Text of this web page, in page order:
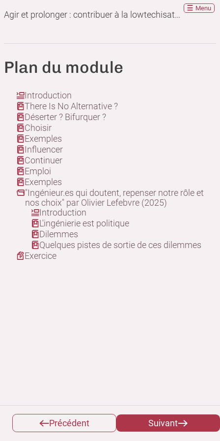
Agir et prolonger : contribuer à la lowtechisation en tant qu'ingénieur
Menu
Plan du module
Introduction
There Is No Alternative ?
Déserter ? Bifurquer ?
Choisir
Exemples
Influencer
Continuer
Emploi
Exemples
"Ingénieur.es qui doutent, repenser notre rôle et
nos choix" par Olivier Lefebvre (2025)
Introduction
L'ingénierie est politique
Dilemmes
Quelques pistes de sortie de ces dilemmes
Exercice
Précédent Suivant